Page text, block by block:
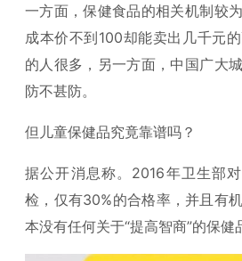
一方面，保健食品的相关机制较
成本价不到100却能卖出几千元
的人很多，另一方面，中国广大
防不甚防。
但儿童保健品究竟靠谱吗？
据公开消息称。2016年卫生部
检，仅有30%的合格率，并且有
本没有任何关于“提高智商”的保健